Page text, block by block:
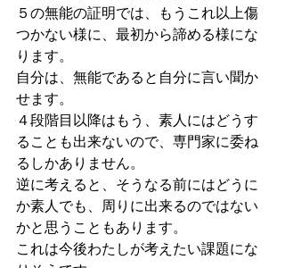
５の無能の証明では、もうこれ以上傷
つかない様に、最初から諦める様にな
ります。
自分は、無能であると自分に言い聞か
せます。
４段階目以降はもう、素人にはどうす
ることも出来ないので、専門家に委ね
るしかありません。
逆に考えると、そうなる前にはどうに
か素人でも、周りに出来るのではない
かと思うこともあります。
これは今後わたしが考えたい課題にな